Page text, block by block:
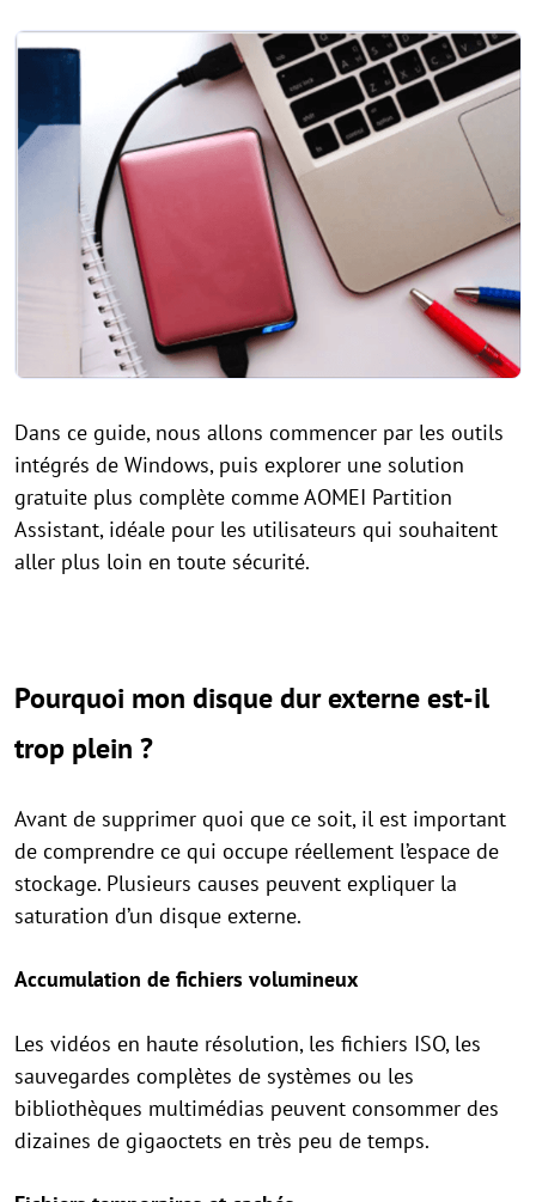
Dans ce guide, nous allons commencer par les outils
intégrés de Windows, puis explorer une solution
gratuite plus complète comme AOMEI Partition
Assistant, idéale pour les utilisateurs qui souhaitent
aller plus loin en toute sécurité.
Pourquoi mon disque dur externe est-il
trop plein ?
Avant de supprimer quoi que ce soit, il est important
de comprendre ce qui occupe réellement l’espace de
stockage. Plusieurs causes peuvent expliquer la
saturation d’un disque externe.
Accumulation de fichiers volumineux
Les vidéos en haute résolution, les fichiers ISO, les
sauvegardes complètes de systèmes ou les
bibliothèques multimédias peuvent consommer des
dizaines de gigaoctets en très peu de temps.